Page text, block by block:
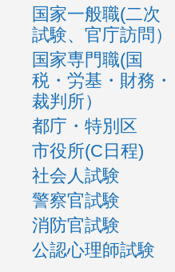
国家一般職(二次
試験、官庁訪問）
国家専門職(国
税・労基・財務・
裁判所）
都庁・特別区
市役所(C日程)
社会人試験
警察官試験
消防官試験
公認心理師試験